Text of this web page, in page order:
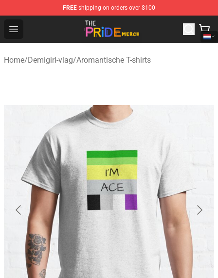
FREE shipping on orders over $100
Open menu
The Pride Shop - Official The Pride Merchandise Store
Home/Demigirl-vlag/Aromantische T-shirts